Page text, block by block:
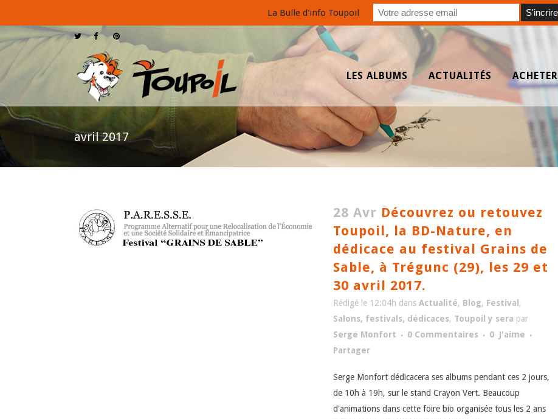
LES ALBUMS ACTUALITÉS ACHETER
avril 2017
28 Avr Découvrez ou retouvez
Toupoil, la BD-Nature, en
dédicace au festival Grains de
Sable, à Trégunc (29), les 29 et
30 avril 2017.
Rédigé le 12:04h dans Actualité, Blog, Festival ,
Salons, festivals, dédicaces, Toupoil y sera par
Serge Monfort
0 Commentaires 0 J'aime
Partager
Serge Monfort dédicacera ses albums pendant ces 2 jours,
de 10h à 19h, sur le stand Crayon Vert. Beaucoup
d'animations dans cette foire bio organisée tous les 2 ans
La Bulle d'info Toupoil